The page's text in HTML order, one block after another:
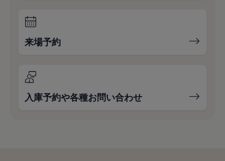
来場予約
入庫予約や各種お問い合わせ